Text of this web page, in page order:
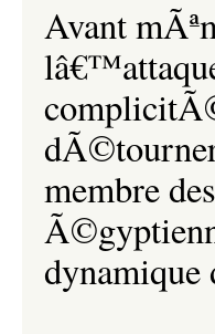
Avant
membre